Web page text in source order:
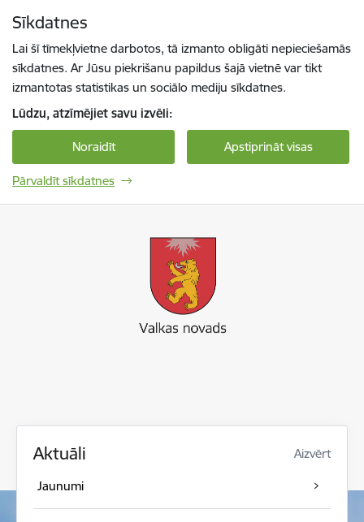
Sīkdatnes
Lai šī tīmekļvietne darbotos, tā izmanto obligāti nepieciešamās
sīkdatnes. Ar Jūsu piekrišanu papildus šajā vietnē var tikt
izmantotas statistikas un sociālo mediju sīkdatnes.
Lūdzu, atzīmējiet savu izvēli:
Noraidīt Apstiprināt visas
Pārvaldīt sīkdatnes
Aktuāli Aizvērt
Jaunumi